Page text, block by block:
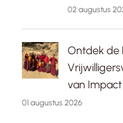
02 augustus
Ontdek de
van
01 augustus 2026